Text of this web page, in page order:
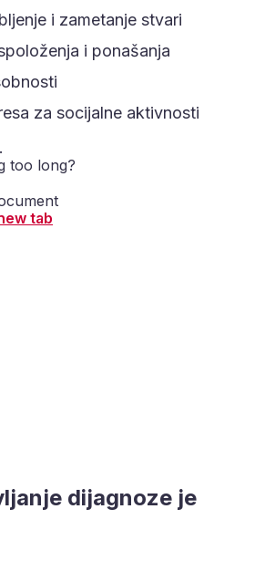
i zametanje stvari
i ponašanja
za socijalne aktivnosti
too long?
tab
dijagnoze je